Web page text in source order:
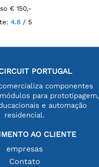
€ 150,-
4.8 / 5
PORTUGAL
componentes
para prototipagem,
e automação
residencial.
AO CLIENTE
empresas
Contato